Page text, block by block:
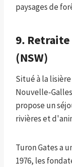
paysages de
9. Retraite
(NSW)
Situé à la
Nouvelle-
propose un
rivières et
Turon Gates a
1976, les